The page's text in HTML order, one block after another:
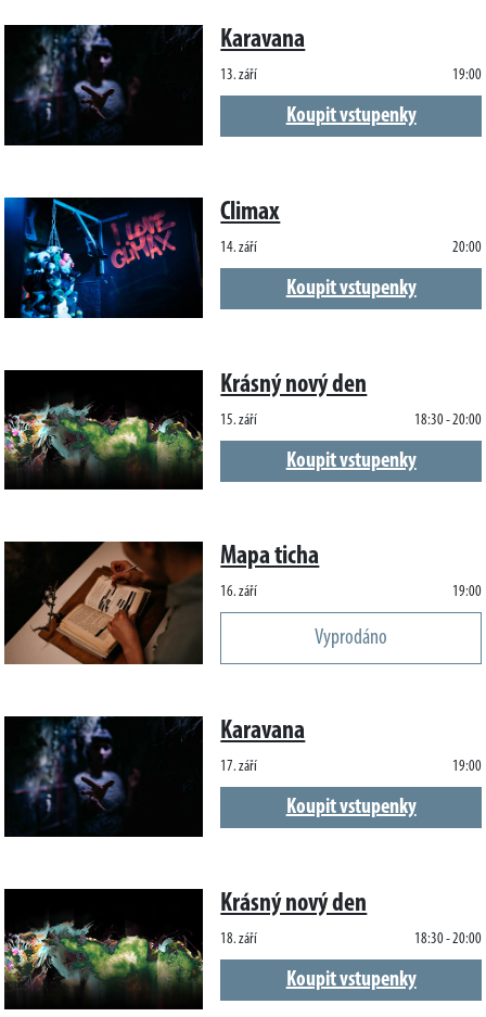
Karavana
13. září 19:00
Koupit vstupenky
Climax
14. září 20:00
Koupit vstupenky
Krásný nový den
15. září 18:30 - 20:00
Koupit vstupenky
Mapa ticha
16. září 19:00
Vyprodáno
Karavana
17. září 19:00
Koupit vstupenky
Krásný nový den
18. září 18:30 - 20:00
Koupit vstupenky